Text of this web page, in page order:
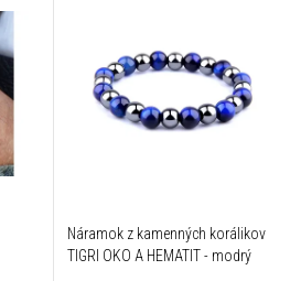
Náramok z kamenných korálikov
TIGRI OKO A HEMATIT - modrý